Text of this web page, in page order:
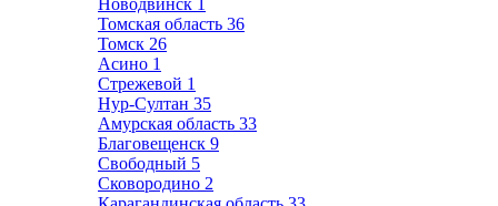
Новодвинск 1
Томская область 36
Томск 26
Асино 1
Стрежевой 1
Нур-Султан 35
Амурская область 33
Благовещенск 9
Свободный 5
Сковородино 2